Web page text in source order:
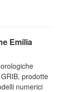
Emilia
prodotte
numerici